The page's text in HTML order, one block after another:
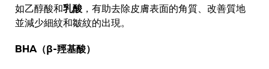
如乙醇酸和乳酸 ，有助去除皮膚表面的角質、改善質地
並減少細紋和皺紋的出現。
BHA（β-羥基酸）